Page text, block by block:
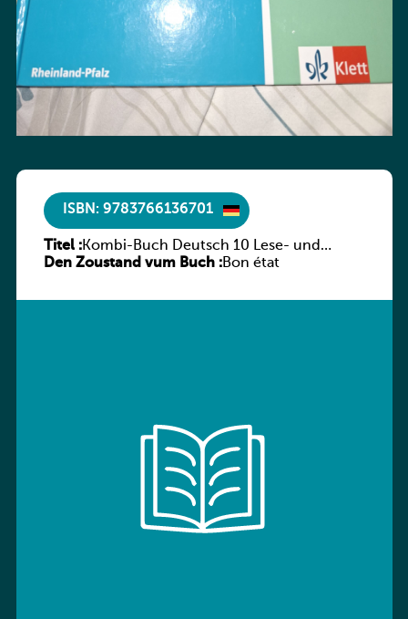
ISBN: 9783766136701
Titel :Kombi-Buch Deutsch 10 Lese- und
Sprachbuch
Den Zoustand vum Buch :Bon état